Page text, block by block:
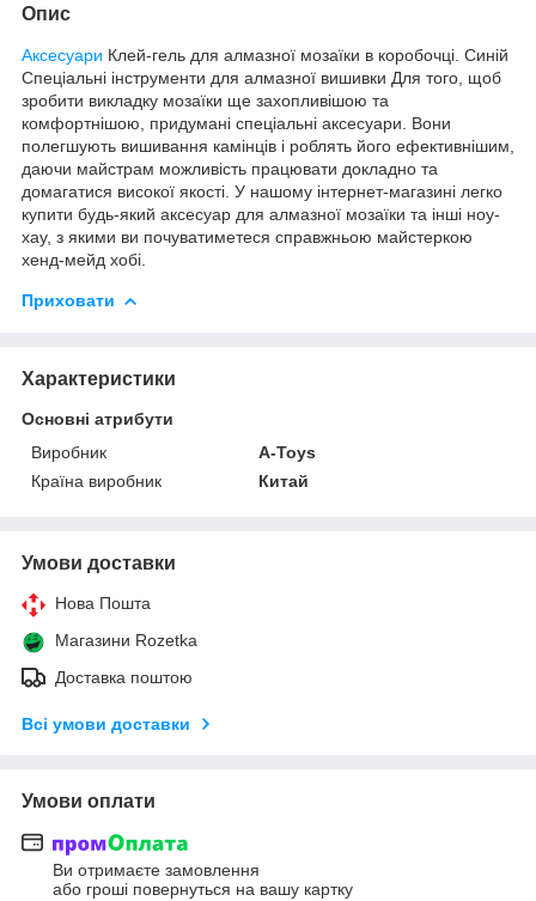
Опис
Аксесуари Клей-гель для алмазної мозаїки в коробочці. Синій
Спеціальні інструменти для алмазної вишивки Для того, щоб
зробити викладку мозаїки ще захопливішою та
комфортнішою, придумані спеціальні аксесуари. Вони
полегшують вишивання камінців і роблять його ефективнішим,
даючи майстрам можливість працювати докладно та
домагатися високої якості. У нашому інтернет-магазині легко
купити будь-який аксесуар для алмазної мозаїки та інші ноу-
хау, з якими ви почуватиметеся справжньою майстеркою
хенд-мейд хобі.
Приховати
Характеристики
Основні атрибути
Виробник
A-Toys
Країна виробник
Китай
Умови доставки
Нова Пошта
Магазини Rozetka
Доставка поштою
Всі умови доставки
Умови оплати
Ви отримаєте замовлення
або гроші повернуться на вашу картку